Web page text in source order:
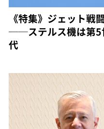
《特集》ジェット戦
──ステルス機は第5
代